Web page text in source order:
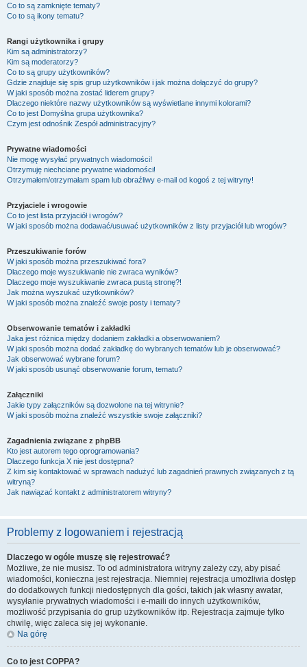
Co to są zamknięte tematy?
Co to są ikony tematu?
Rangi użytkownika i grupy
Kim są administratorzy?
Kim są moderatorzy?
Co to są grupy użytkowników?
Gdzie znajduje się spis grup użytkowników i jak można dołączyć do grupy?
W jaki sposób można zostać liderem grupy?
Dlaczego niektóre nazwy użytkowników są wyświetlane innymi kolorami?
Co to jest Domyślna grupa użytkownika?
Czym jest odnośnik Zespół administracyjny?
Prywatne wiadomości
Nie mogę wysyłać prywatnych wiadomości!
Otrzymuję niechciane prywatne wiadomości!
Otrzymałem/otrzymałam spam lub obraźliwy e-mail od kogoś z tej witryny!
Przyjaciele i wrogowie
Co to jest lista przyjaciół i wrogów?
W jaki sposób można dodawać/usuwać użytkowników z listy przyjaciół lub wrogów?
Przeszukiwanie forów
W jaki sposób można przeszukiwać fora?
Dlaczego moje wyszukiwanie nie zwraca wyników?
Dlaczego moje wyszukiwanie zwraca pustą stronę?!
Jak można wyszukać użytkowników?
W jaki sposób można znaleźć swoje posty i tematy?
Obserwowanie tematów i zakładki
Jaka jest różnica między dodaniem zakładki a obserwowaniem?
W jaki sposób można dodać zakładkę do wybranych tematów lub je obserwować?
Jak obserwować wybrane forum?
W jaki sposób usunąć obserwowanie forum, tematu?
Załączniki
Jakie typy załączników są dozwolone na tej witrynie?
W jaki sposób można znaleźć wszystkie swoje załączniki?
Zagadnienia związane z phpBB
Kto jest autorem tego oprogramowania?
Dlaczego funkcja X nie jest dostępna?
Z kim się kontaktować w sprawach nadużyć lub zagadnień prawnych związanych z tą
witryną?
Jak nawiązać kontakt z administratorem witryny?
Problemy z logowaniem i rejestracją
Dlaczego w ogóle muszę się rejestrować?
Możliwe, że nie musisz. To od administratora witryny zależy czy, aby pisać
wiadomości, konieczna jest rejestracja. Niemniej rejestracja umożliwia dostęp
do dodatkowych funkcji niedostępnych dla gości, takich jak własny awatar,
wysyłanie prywatnych wiadomości i e-maili do innych użytkowników,
możliwość przypisania do grup użytkowników itp. Rejestracja zajmuje tylko
chwilę, więc zaleca się jej wykonanie.
Na górę
Co to jest COPPA?